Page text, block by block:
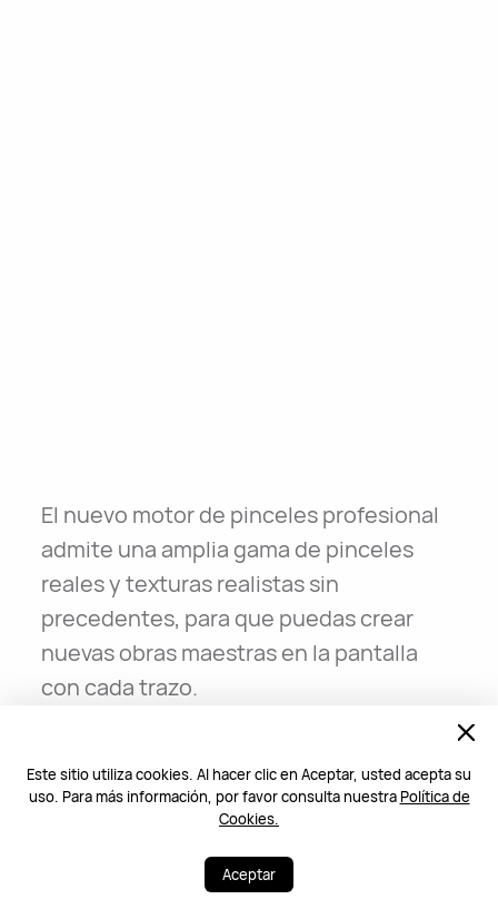
Este sitio utiliza cookies. Al hacer clic en Aceptar, usted acepta su
uso. Para más información, por favor consulta nuestraPolítica de
Cookies.
Aceptar
El nuevo motor de pinceles profesional
admite una amplia gama de pinceles
reales y texturas realistas sin
precedentes, para que puedas crear
nuevas obras maestras en la pantalla
con cada trazo.